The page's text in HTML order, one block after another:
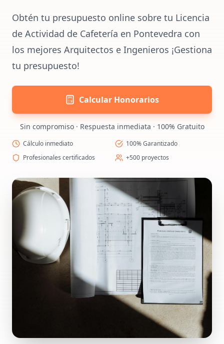
Obtén tu presupuesto online sobre tu Licencia
de Actividad de Cafetería en Pontevedra con
los mejores Arquitectos e Ingenieros ¡Gestiona
tu presupuesto!
Calcular Honorarios
Sin compromiso · Respuesta inmediata · 100% Gratuito
Cálculo inmediato
100% Garantizado
Profesionales certificados
+500 proyectos